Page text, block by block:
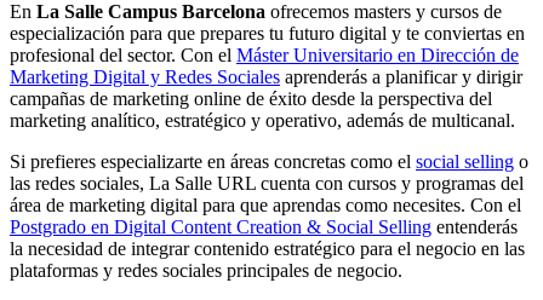
En La Salle Campus Barcelona ofrecemos masters y cursos de
especialización para que prepares tu futuro digital y te conviertas en
profesional del sector. Con el Máster Universitario en Dirección de
Marketing Digital y Redes Sociales aprenderás a planificar y dirigir
campañas de marketing online de éxito desde la perspectiva del
marketing analítico, estratégico y operativo, además de multicanal.
Si prefieres especializarte en áreas concretas como el social selling o
las redes sociales, La Salle URL cuenta con cursos y programas del
área de marketing digital para que aprendas como necesites. Con el
Postgrado en Digital Content Creation & Social Selling entenderás
la necesidad de integrar contenido estratégico para el negocio en las
plataformas y redes sociales principales de negocio.